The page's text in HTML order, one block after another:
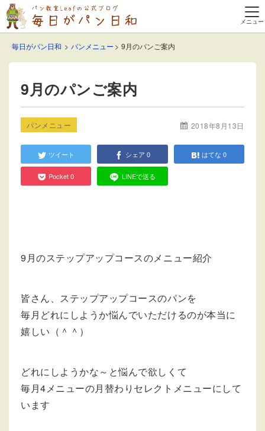
毎日がパン日和 パンメニュー 9月のパンご案内
9月のパンご案内
パンメニュー 2018年8月13日
ツイート シェア 0 はてな 0
Pocket0 LINEで送る
9月のステップアップコースのメニュー紹介
皆さん、ステップアップコースのパンを
毎月どれにしようか悩んでいただけるのが本当に
嬉しい（＾＾）
どれにしようかな～と悩んで欲しくて
毎月4メニューの月替わりセレクトメニューにして
います